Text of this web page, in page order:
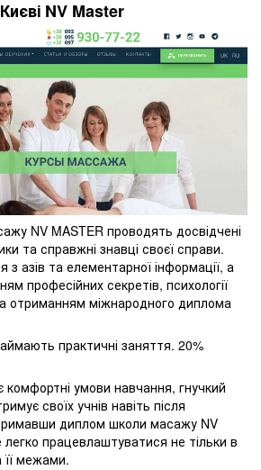
NV Master
NV MASTER проводять досвідчені
та справжні знавці своєї справи.
азів та елементарної інформації, а
професійних секретів, психології
отриманням міжнародного диплома
практичні заняття. 20%
комфортні умови навчання, гнучкий
своїх учнів навіть після
диплом школи масажу NV
працевлаштуватися не тільки в
її межами.